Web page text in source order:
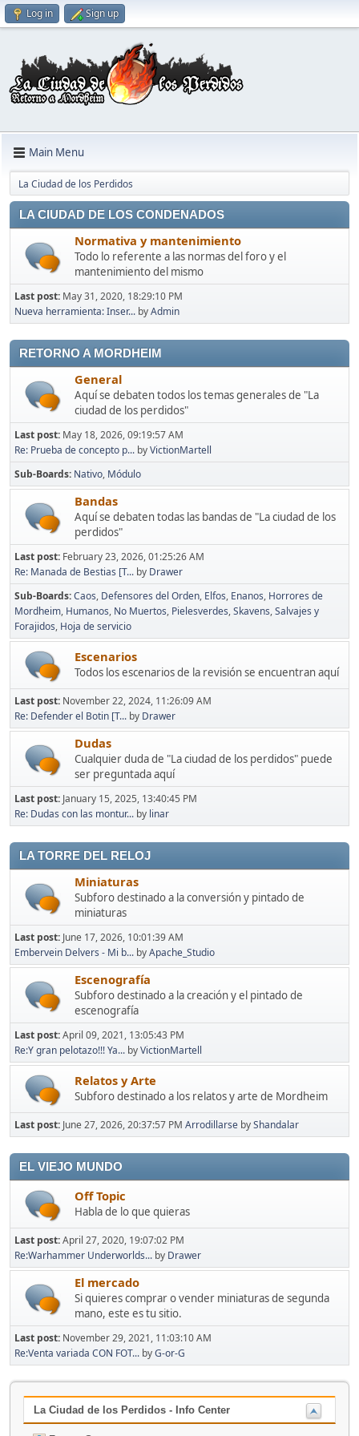
Log in Sign up
Main Menu
La Ciudad de los Perdidos
LA CIUDAD DE LOS CONDENADOS
Normativa y mantenimiento
Todo lo referente a las normas del foro y el
mantenimiento del mismo
Last post: May 31, 2020, 18:29:10 PM
Nueva herramienta: Inser... byAdmin
RETORNO A MORDHEIM
General
Aquí se debaten todos los temas generales de "La
ciudad de los perdidos"
Last post: May 18, 2026, 09:19:57 AM
Re: Prueba de concepto p... byVictionMartell
Sub-Boards Nativo Módulo
Bandas
Aquí se debaten todas las bandas de "La ciudad de los
perdidos"
Last post: February 23, 2026, 01:25:26 AM
Re: Manada de Bestias [T... by Drawer
Sub-Boards Caos Defensores del Orden Elfos Enanos Horrores de
Mordheim Humanos No Muertos Pielesverdes Skavens Salvajes y
Forajidos Hoja de servicio
Escenarios
Todos los escenarios de la revisión se encuentran aquí
Last post: November 22, 2024, 11:26:09 AM
Re: Defender el Botin [T... by Drawer
Dudas
Cualquier duda de "La ciudad de los perdidos" puede
ser preguntada aquí
Last post: January 15, 2025, 13:40:45 PM
Re: Dudas con las montur... by linar
LA TORRE DEL RELOJ
Miniaturas
Subforo destinado a la conversión y pintado de
miniaturas
Last post: June 17, 2026, 10:01:39 AM
Embervein Delvers - Mi b... byApache_Studio
Escenografía
Subforo destinado a la creación y el pintado de
escenografía
Last post:April 09, 2021, 13:05:43 PM
Re:Y gran pelotazo!!! Ya... byVictionMartell
Relatos y Arte
Subforo destinado a los relatos y arte de Mordheim
Last post: June 27, 2026, 20:37:57 PM Arrodillarse byShandalar
EL VIEJO MUNDO
Off Topic
Habla de lo que quieras
Last post:April 27, 2020, 19:07:02 PM
Re:Warhammer Underworlds... by Drawer
El mercado
Si quieres comprar o vender miniaturas de segunda
mano, este es tu sitio.
Last post: November 29, 2021, 11:03:10 AM
Re:Venta variada CON FOT... byG-or-G
La Ciudad de los Perdidos - Info Center